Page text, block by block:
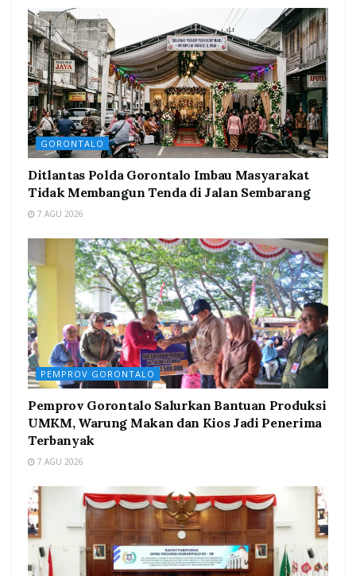
GORONTALO
Ditlantas Polda Gorontalo Imbau Masyarakat
Tidak Membangun Tenda di Jalan Sembarang
7 AGU 2026
PEMPROV GORONTALO
Pemprov Gorontalo Salurkan Bantuan Produksi
UMKM, Warung Makan dan Kios Jadi Penerima
Terbanyak
7 AGU 2026